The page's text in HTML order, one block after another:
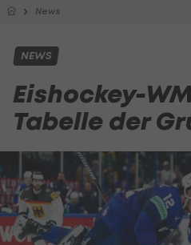
News
NEWS
Eishockey-
Tabelle der